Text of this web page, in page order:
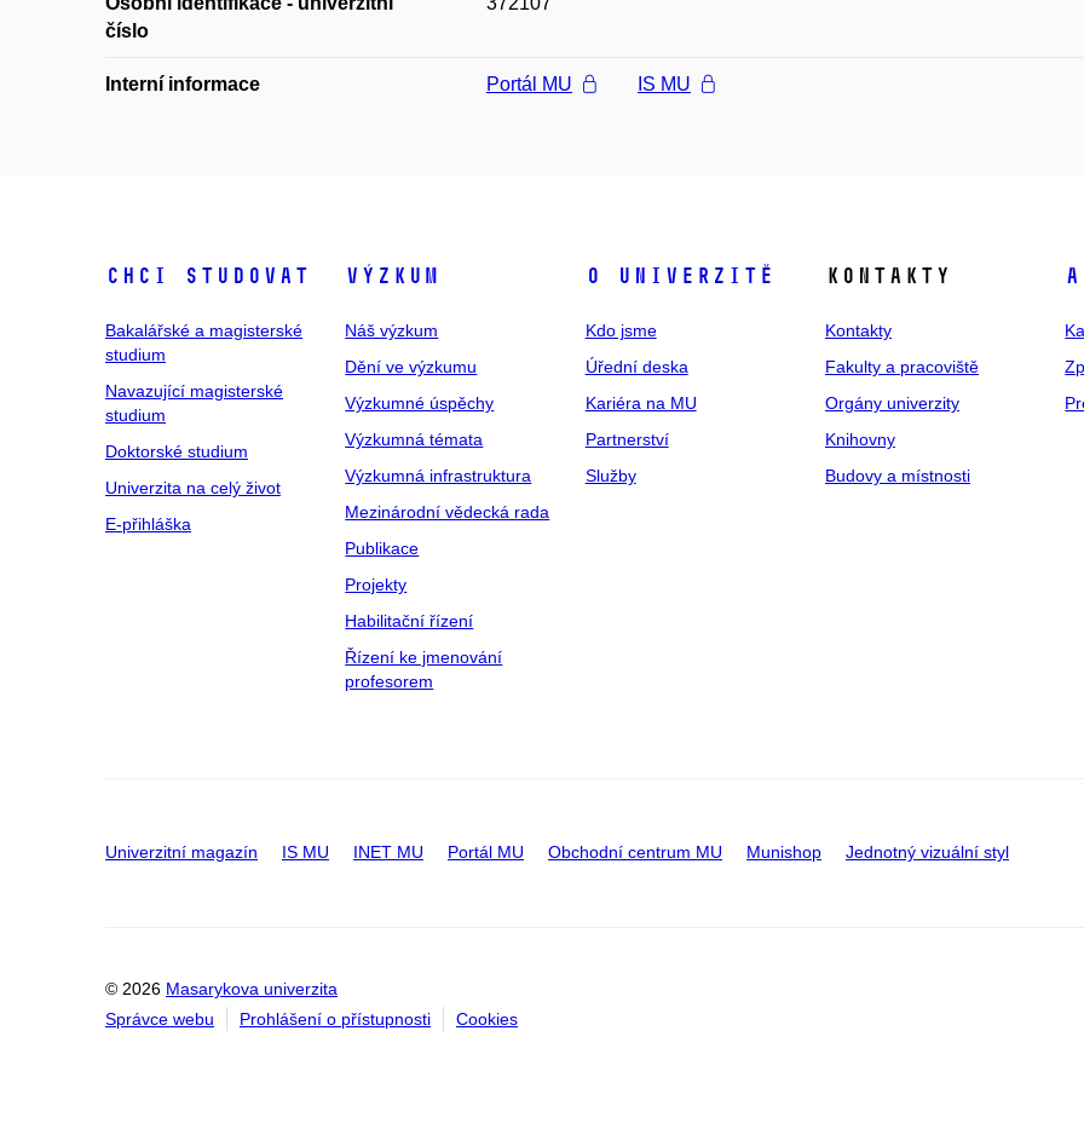
číslo
Interní informace Portál MU IS MU
Chci studovat
Bakalářské a magisterské
studium
Navazující magisterské
studium
Doktorské studium
Univerzita na celý život
E-přihláška
Výzkum
Náš výzkum
Dění ve výzkumu
Výzkumné úspěchy
Výzkumná témata
Výzkumná infrastruktura
Mezinárodní vědecká rada
Publikace
Projekty
Habilitační řízení
Řízení ke jmenování
profesorem
O univerzitě
Kdo jsme
Úřední deska
Kariéra na MU
Partnerství
Služby
Kontakty
Kontakty
Fakulty a pracoviště
Orgány univerzity
Knihovny
Budovy a místnosti
Univerzitní magazín IS MU INET MU Portál MU Obchodní centrum MU Munishop Jednotný vizuální styl
© 2026 Masarykova univerzita
Správce webu
Prohlášení o přístupnosti Cookies